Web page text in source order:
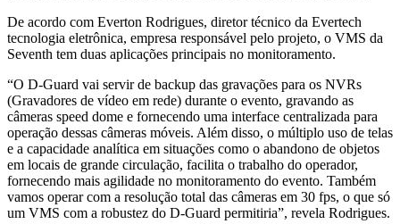
De acordo com Everton Rodrigues, diretor técnico da Evertech
tecnologia eletrônica, empresa responsável pelo projeto, o VMS da
Seventh tem duas aplicações principais no monitoramento.
“O D-Guard vai servir de backup das gravações para os NVRs
(Gravadores de vídeo em rede) durante o evento, gravando as
câmeras speed dome e fornecendo uma interface centralizada para
operação dessas câmeras móveis. Além disso, o múltiplo uso de telas
e a capacidade analítica em situações como o abandono de objetos
em locais de grande circulação, facilita o trabalho do operador,
fornecendo mais agilidade no monitoramento do evento. Também
vamos operar com a resolução total das câmeras em 30 fps, o que só
um VMS com a robustez do D-Guard permitiria”, revela Rodrigues.